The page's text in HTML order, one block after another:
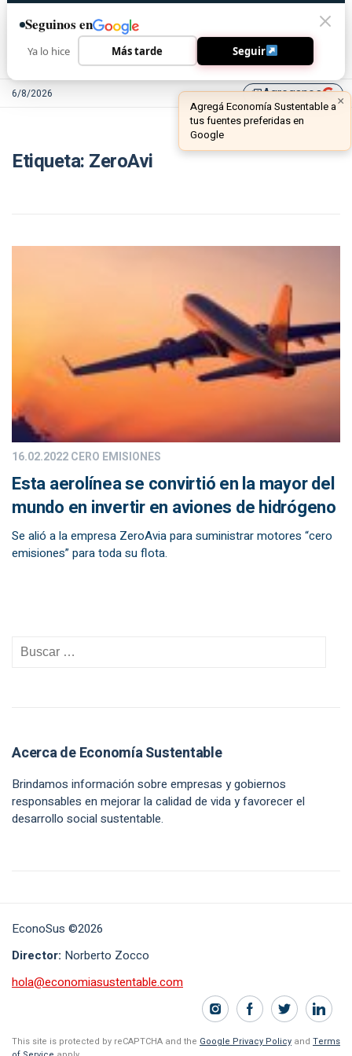
6/8/2026 library_addAgreganos ×
Agregá Economía Sustentable a
tus fuentes preferidas en
Google
Etiqueta: ZeroAvi
16.02.2022CERO EMISIONES
Esta aerolínea se convirtió en la mayor del
mundo en invertir en aviones de hidrógeno
Se alió a la empresa ZeroAvia para suministrar motores “cero
emisiones” para toda su flota.
Acerca de Economía Sustentable
Brindamos información sobre empresas y gobiernos
responsables en mejorar la calidad de vida y favorecer el
desarrollo social sustentable.
EconoSus ©2026
Director: Norberto Zocco
hola@economiasustentable.com
This site is protected by reCAPTCHA and the Google Privacy Policy and Terms
Seguinos en
Ya lo hice Más tarde Seguir